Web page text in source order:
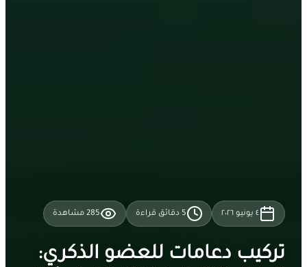
٤ يونيو ٢٠٢٦ 5 دقائق قراءة 285 مشاهدة
تركيب دعامات للعضو الذكري: